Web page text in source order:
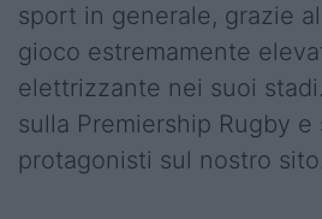
sport in generale, grazie
gioco estremamente
elettrizzante nei suoi
sulla Premiership Rugby e
protagonisti sul nostro